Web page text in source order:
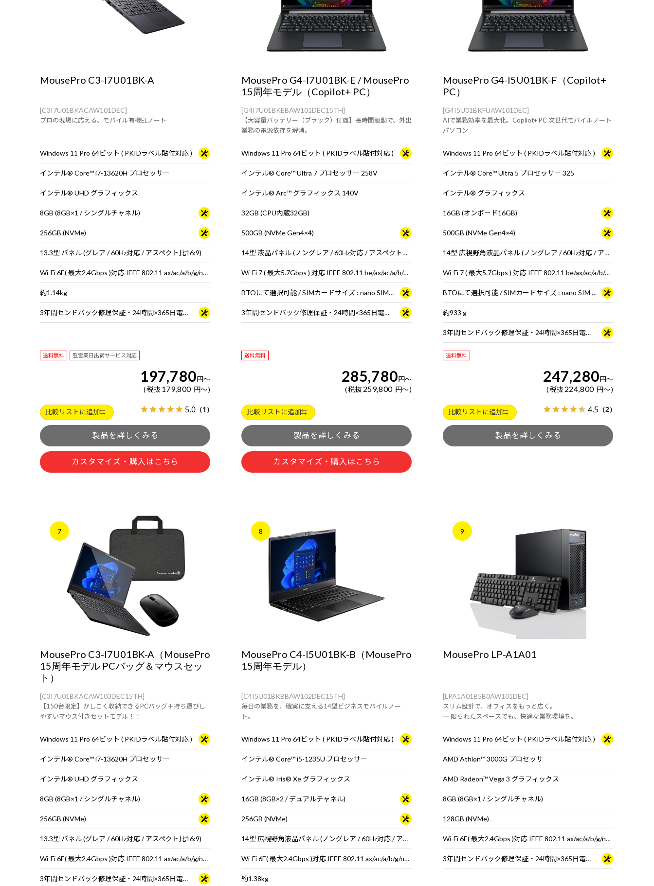
MousePro C3-I7U01BK-A
[C3I7U01BKACAW101DEC]
プロの現場に応える、モバイル有機ELノート
Windows 11 Pro 64ビット ( PKIDラベル貼付対応 )
インテル® Core™ i7-13620H プロセッサー
インテル® UHD グラフィックス
8GB (8GB×1 / シングルチャネル)
256GB (NVMe)
13.3型 パネル (グレア / 60Hz対応 / アスペクト比16:9)
Wi-Fi 6E( 最大2.4Gbps )対応 IEEE 802.11 ax/ac/a/b/g/n準拠 ＋ Bluetooth 5内蔵
約1.14kg
3年間センドバック修理保証・24時間×365日電話サポート
送料無料 翌営業日出荷サービス対応
197,780円～
税抜 179,800 円～
比較リストに追加 5.0 （1）
製品を詳しくみる
カスタマイズ・購入はこちら
MousePro G4-I7U01BK-E / MousePro
15周年モデル（Copilot+ PC）
[G4I7U01BKEBAW101DEC15TH]
【大容量バッテリー（ブラック）付属】長時間駆動で、外出
業務の電源依存を解消。
Windows 11 Pro 64ビット ( PKIDラベル貼付対応 )
インテル® Core™ Ultra 7 プロセッサー 258V
インテル® Arc™ グラフィックス 140V
32GB (CPU内蔵32GB)
500GB (NVMe Gen4×4)
14型 液晶パネル (ノングレア / 60Hz対応 / アスペクト比16:10)
Wi-Fi 7 ( 最大5.7Gbps ) 対応 IEEE 802.11 be/ax/ac/a/b/g/n準拠 ＋ Bluetooth 5内蔵
BTOにて選択可能 / SIMカードサイズ : nano SIMカード
3年間センドバック修理保証・24時間×365日電話サポート
送料無料
285,780円～
税抜 259,800 円～
比較リストに追加
製品を詳しくみる
カスタマイズ・購入はこちら
MousePro G4-I5U01BK-F（Copilot+
PC）
[G4I5U01BKFUAW101DEC]
AIで業務効率を最大化。Copilot+ PC 次世代モバイルノート
パソコン
Windows 11 Pro 64ビット ( PKIDラベル貼付対応 )
インテル® Core™ Ultra 5 プロセッサー 325
インテル® グラフィックス
16GB (オンボード16GB)
500GB (NVMe Gen4×4)
14型 広視野角液晶パネル (ノングレア / 60Hz対応 / アスペクト比16:10)
Wi-Fi 7 ( 最大5.7Gbps ) 対応 IEEE 802.11 be/ax/ac/a/b/g/n準拠 ＋ Bluetooth 6内蔵
BTOにて選択可能 / SIMカードサイズ : nano SIM + eSIMカード
約933 g
3年間センドバック修理保証・24時間×365日電話サポート
送料無料
247,280円～
税抜 224,800 円～
比較リストに追加 4.5 （2）
製品を詳しくみる
7
MousePro C3-I7U01BK-A（MousePro
15周年モデル PCバッグ＆マウスセッ
ト）
[C3I7U01BKACAW103DEC15TH]
【150台限定】かしこく収納できるPCバッグ＋持ち運びし
やすいマウス付きセットモデル！！
Windows 11 Pro 64ビット ( PKIDラベル貼付対応 )
インテル® Core™ i7-13620H プロセッサー
インテル® UHD グラフィックス
8GB (8GB×1 / シングルチャネル)
256GB (NVMe)
13.3型 パネル (グレア / 60Hz対応 / アスペクト比16:9)
Wi-Fi 6E( 最大2.4Gbps )対応 IEEE 802.11 ax/ac/a/b/g/n準拠 ＋ Bluetooth 5内蔵
3年間センドバック修理保証・24時間×365日電話サポート
8
MousePro C4-I5U01BK-B（MousePro
15周年モデル）
[C4I5U01BKBBAW102DEC15TH]
毎日の業務を、確実に支える14型ビジネスモバイルノー
ト。
Windows 11 Pro 64ビット ( PKIDラベル貼付対応 )
インテル® Core™ i5-1235U プロセッサー
インテル® Iris® Xe グラフィックス
16GB (8GB×2 / デュアルチャネル)
256GB (NVMe)
14型 広視野角液晶パネル (ノングレア / 60Hz対応 / アスペクト比16:9)
Wi-Fi 6E( 最大2.4Gbps )対応 IEEE 802.11 ax/ac/a/b/g/n準拠 ＋ Bluetooth 5内蔵
約1.38kg
9
MousePro LP-A1A01
[LPA1A01B5B0AW101DEC]
スリム設計で、オフィスをもっと広く。
― 限られたスペースでも、快適な業務環境を。
Windows 11 Pro 64ビット ( PKIDラベル貼付対応 )
AMD Athlon™ 3000G プロセッサ
AMD Radeon™ Vega 3 グラフィックス
8GB (8GB×1 / シングルチャネル)
128GB (NVMe)
Wi-Fi 6E( 最大2.4Gbps )対応 IEEE 802.11 ax/ac/a/b/g/n準拠 ＋ Bluetooth 5内蔵
3年間センドバック修理保証・24時間×365日電話サポート